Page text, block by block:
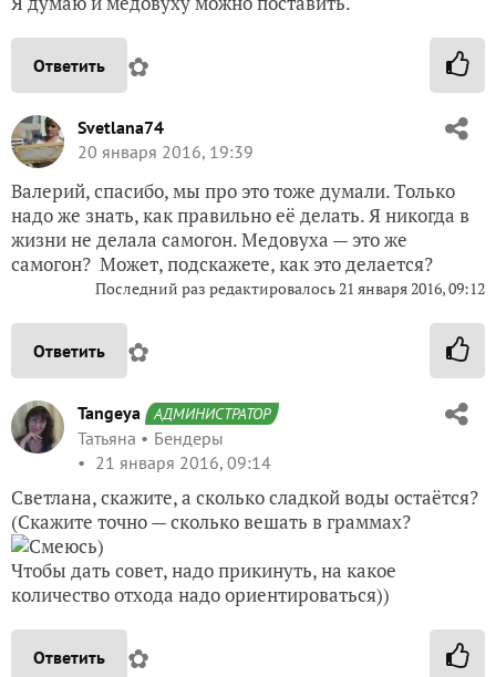
Ответить ✿
Svetlana74
20 января 2016, 19:39
Валерий, спасибо, мы про это тоже думали. Только
надо же знать, как правильно её делать. Я никогда в
жизни не делала самогон. Медовуха — это же
самогон? Может, подскажете, как это делается?
Последний раз редактировалось21 января 2016, 09:12
Ответить ✿
Tangeya АДМИНИСТРАТОР
Татьяна
Бендеры
21 января 2016, 09:14
Светлана, скажите, а сколько сладкой воды остаётся?
(Скажите точно — сколько вешать в граммах?
)
Чтобы дать совет, надо прикинуть, на какое
количество отхода надо ориентироваться))
Ответить ✿